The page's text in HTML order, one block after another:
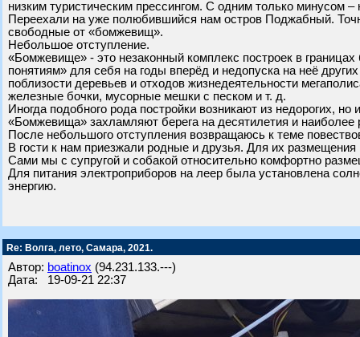
низким туристическим прессингом. С одним только минусом –
Переехали на уже полюбившийся нам остров Поджабный.
свободные от «бомжевищ».
Небольшое отступление.
«Бомжевище» - это незаконный комплекс построек в
понятиям» для себя на годы вперёд и недопуска на неё
поблизости деревьев и отходов жизнедеятельности
железные бочки, мусорные мешки с песком и т. д.
Иногда подобного рода постройки возникают из недорогих,
«Бомжевища» захламляют берега на десятилетия и
После небольшого отступления возвращаюсь к теме
В гости к нам приезжали родные и друзья. Для их размещения
Сами мы с супругой и собакой относительно комфортно
Для питания электроприборов на леер была установлена
энергию.
Re: Волга, лето, Самара, 2021.
Автор: boatinox (94.231.133.---)
Дата: 19-09-21 22:37